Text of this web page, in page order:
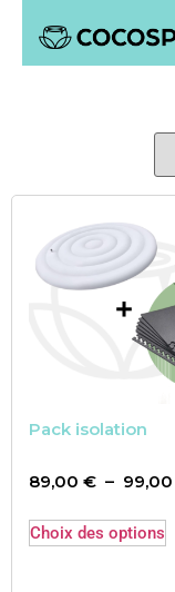
Pack isolation
89,00 € – 99,00
Choix des options